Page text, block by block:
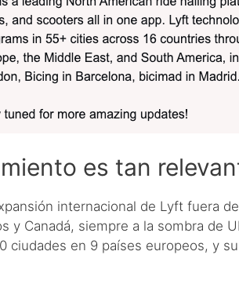
es tan
internacional de Lyft fuera
y Canadá, siempre a la sombra de
ciudades en 9 países europeos, y